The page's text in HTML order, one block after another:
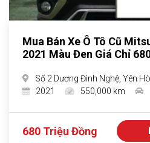
Mua Bán Xe Ô Tô Cũ
2021 Màu Đen Giá Chỉ
Số 2 Dương Đình Nghệ, Yên
2021
550,000 km
680 Triệu Đồng